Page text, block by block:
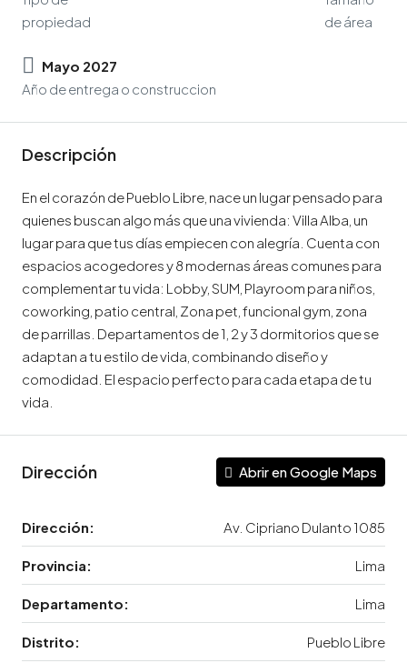
propiedad
de área
Mayo 2027
Año de entrega o construccion
Descripción
En el corazón de Pueblo Libre, nace un lugar pensado para
quienes buscan algo más que una vivienda: Villa Alba, un
lugar para que tus días empiecen con alegría. Cuenta con
espacios acogedores y 8 modernas áreas comunes para
complementar tu vida: Lobby, SUM, Playroom para niños,
coworking, patio central, Zona pet, funcional gym, zona
de parrillas. Departamentos de 1, 2 y 3 dormitorios que se
adaptan a tu estilo de vida, combinando diseño y
comodidad. El espacio perfecto para cada etapa de tu
vida.
Dirección Abrir en Google Maps
Dirección: Av. Cipriano Dulanto 1085
Provincia: Lima
Departamento: Lima
Distrito: Pueblo Libre